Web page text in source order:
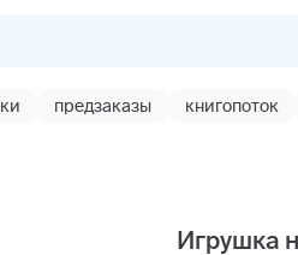
предзаказы книгопоток
Игрушка